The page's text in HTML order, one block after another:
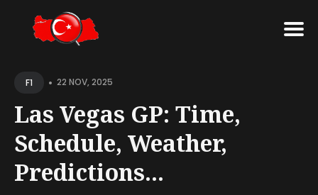
for
F1 • 22 NOV, 2025
Las Vegas GP: Time,
Schedule, Weather,
Predictions...